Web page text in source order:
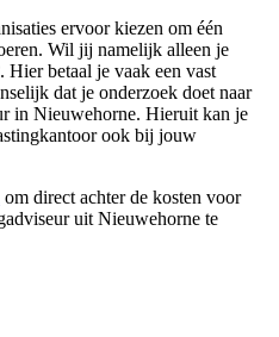
ervoor kiezen om één
Wil jij namelijk alleen je
betaal je vaak een vast
dat je onderzoek doet naar
in Nieuwehorne. Hieruit kan je
ook bij jouw
om direct achter de kosten voor
uit Nieuwehorne te